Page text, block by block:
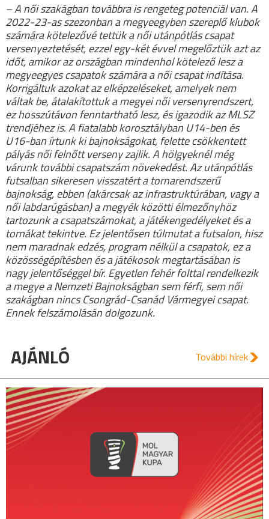
– A női szakágban továbbra is rengeteg potenciál van. A
2022-23-as szezonban a megyeegyben szereplő klubok
számára kötelezővé tettük a női utánpótlás csapat
versenyeztetését, ezzel egy-két évvel megelőztük azt az
időt, amikor az országban mindenhol kötelező lesz a
megyeegyes csapatok számára a női csapat indítása.
Korrigáltuk azokat az elképzeléseket, amelyek nem
váltak be, átalakítottuk a megyei női versenyrendszert,
ez hosszútávon fenntartható lesz, és igazodik az MLSZ
trendjéhez is. A fiatalabb korosztályban U14-ben és
U16-ban írtunk ki bajnokságokat, felette csökkentett
pályás női felnőtt verseny zajlik. A hölgyeknél még
várunk további csapatszám növekedést. Az utánpótlás
futsalban sikeresen visszatért a tornarendszerű
bajnokság, ebben (akárcsak az infrastruktúrában, vagy a
női labdarúgásban) a megyék közötti élmezőnyhöz
tartozunk a csapatszámokat, a játékengedélyeket és a
tornákat tekintve. Ez jelentősen túlmutat a futsalon, hisz
nem maradnak edzés, program nélkül a csapatok, ez a
közösségépítésben és a játékosok megtartásában is
nagy jelentőséggel bír. Egyetlen fehér folttal rendelkezik
a megye a Nemzeti Bajnokságban sem férfi, sem női
szakágban nincs Csongrád-Csanád Vármegyei csapat.
Ennek felszámolásán dolgozunk.
AJÁNLÓ További hírek